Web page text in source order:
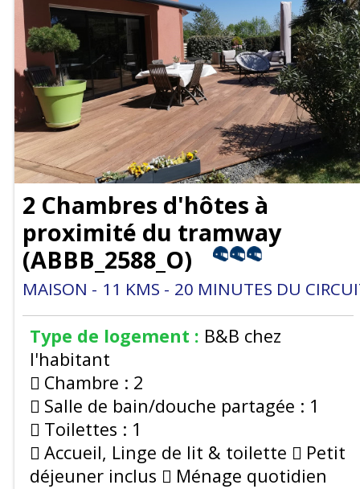
2 Chambres d'hôtes à
proximité du tramway
(ABBB_2588_O)
MAISON 11 KMS 20 MINUTES DU
Type de logement : B&B chez
l'habitant
Chambre : 2
Salle de bain/douche partagée : 1
Toilettes : 1
Accueil, Linge de lit & toilette
Petit
déjeuner inclus
Ménage quotidien